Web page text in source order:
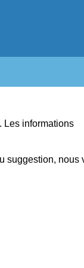
Les informations
suggestion, nous